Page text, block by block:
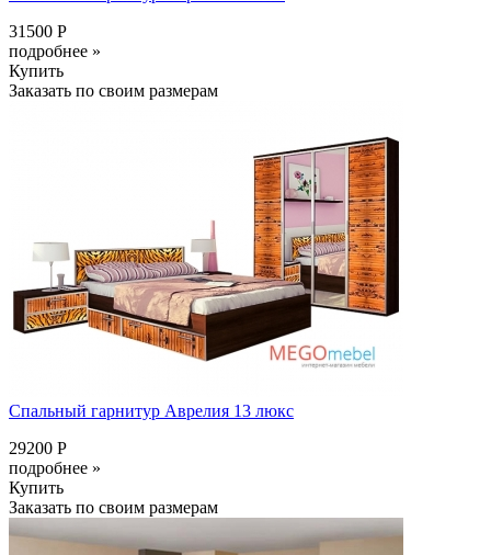
31500 Р
подробнее »
Купить
Заказать по своим размерам
Спальный гарнитур Аврелия 13 люкс
29200 Р
подробнее »
Купить
Заказать по своим размерам